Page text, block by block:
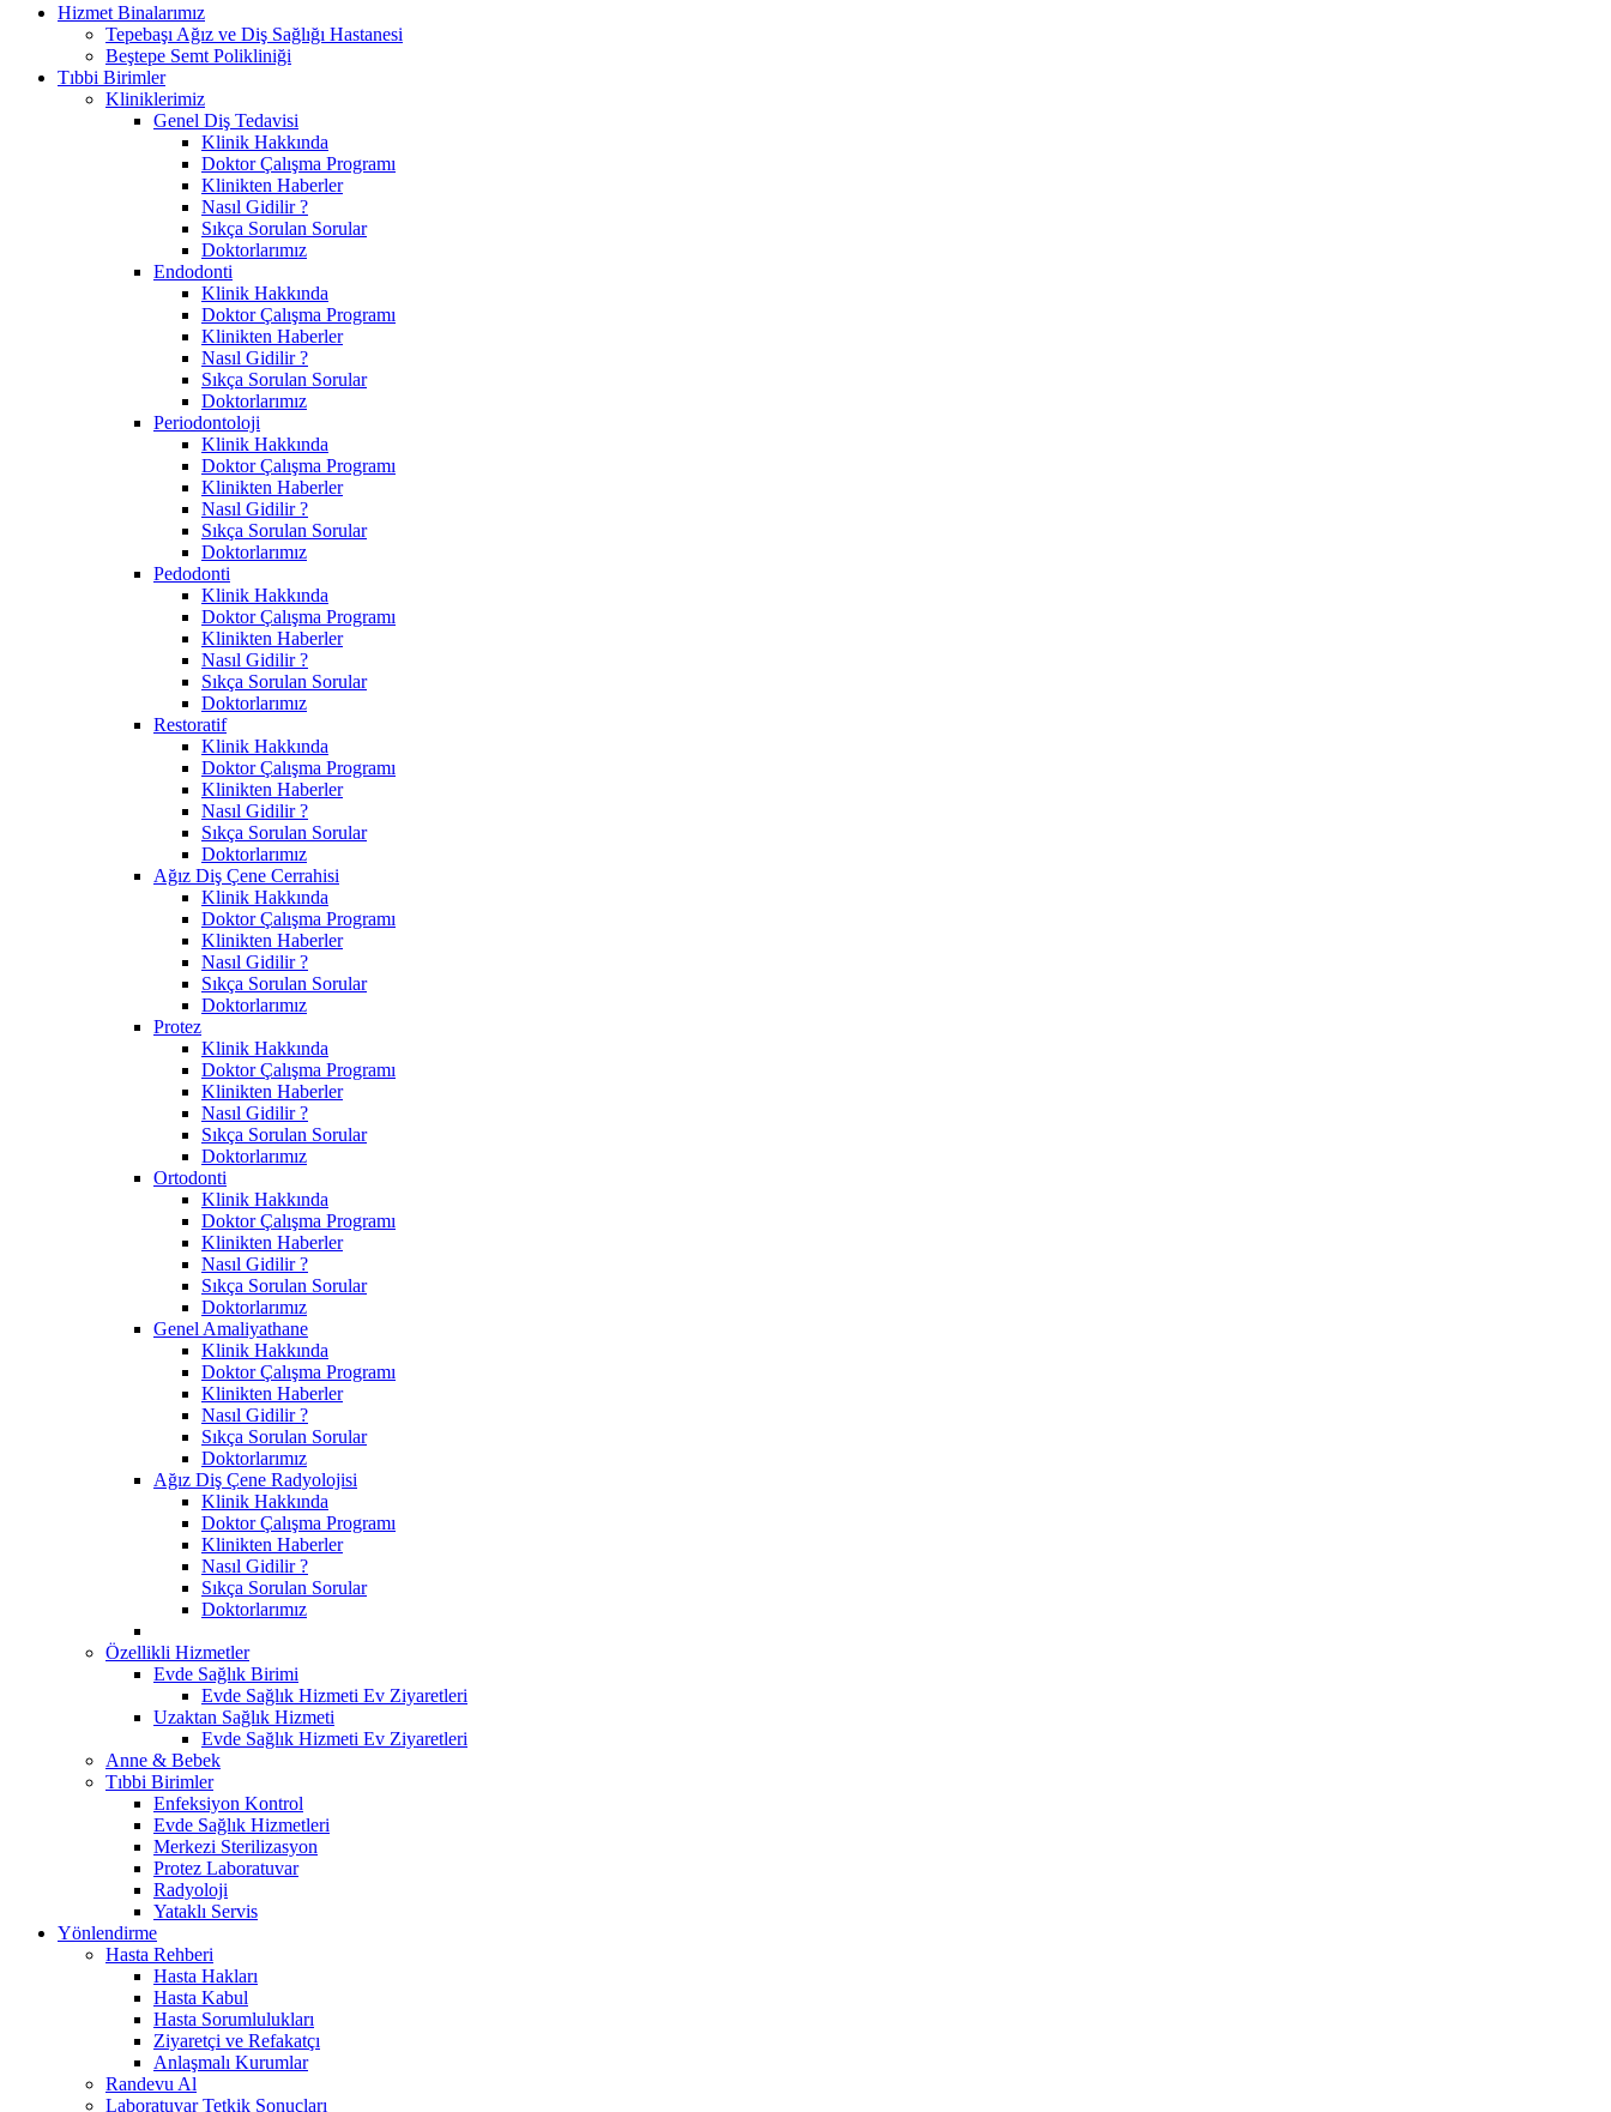
Hizmet Binalarımız
Tepebaşı Ağız ve Diş Sağlığı Hastanesi
Beştepe Semt Polikliniği
Tıbbi Birimler
Kliniklerimiz
Genel Diş Tedavisi
Klinik Hakkında
Doktor Çalışma Programı
Klinikten Haberler
Nasıl Gidilir ?
Sıkça Sorulan Sorular
Doktorlarımız
Endodonti
Klinik Hakkında
Doktor Çalışma Programı
Klinikten Haberler
Nasıl Gidilir ?
Sıkça Sorulan Sorular
Doktorlarımız
Periodontoloji
Klinik Hakkında
Doktor Çalışma Programı
Klinikten Haberler
Nasıl Gidilir ?
Sıkça Sorulan Sorular
Doktorlarımız
Pedodonti
Klinik Hakkında
Doktor Çalışma Programı
Klinikten Haberler
Nasıl Gidilir ?
Sıkça Sorulan Sorular
Doktorlarımız
Restoratif
Klinik Hakkında
Doktor Çalışma Programı
Klinikten Haberler
Nasıl Gidilir ?
Sıkça Sorulan Sorular
Doktorlarımız
Ağız Diş Çene Cerrahisi
Klinik Hakkında
Doktor Çalışma Programı
Klinikten Haberler
Nasıl Gidilir ?
Sıkça Sorulan Sorular
Doktorlarımız
Protez
Klinik Hakkında
Doktor Çalışma Programı
Klinikten Haberler
Nasıl Gidilir ?
Sıkça Sorulan Sorular
Doktorlarımız
Ortodonti
Klinik Hakkında
Doktor Çalışma Programı
Klinikten Haberler
Nasıl Gidilir ?
Sıkça Sorulan Sorular
Doktorlarımız
Genel Amaliyathane
Klinik Hakkında
Doktor Çalışma Programı
Klinikten Haberler
Nasıl Gidilir ?
Sıkça Sorulan Sorular
Doktorlarımız
Ağız Diş Çene Radyolojisi
Klinik Hakkında
Doktor Çalışma Programı
Klinikten Haberler
Nasıl Gidilir ?
Sıkça Sorulan Sorular
Doktorlarımız
Özellikli Hizmetler
Evde Sağlık Birimi
Evde Sağlık Hizmeti Ev Ziyaretleri
Uzaktan Sağlık Hizmeti
Evde Sağlık Hizmeti Ev Ziyaretleri
Anne & Bebek
Tıbbi Birimler
Enfeksiyon Kontrol
Evde Sağlık Hizmetleri
Merkezi Sterilizasyon
Protez Laboratuvar
Radyoloji
Yataklı Servis
Yönlendirme
Hasta Rehberi
Hasta Hakları
Hasta Kabul
Hasta Sorumlulukları
Ziyaretçi ve Refakatçı
Anlaşmalı Kurumlar
Randevu Al
Laboratuvar Tetkik Sonuçları